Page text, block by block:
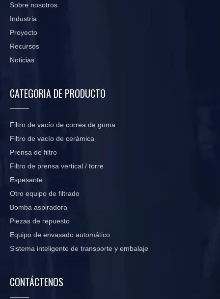
Sobre nosotros
Industria
Proyecto
Recursos
Noticias
CATEGORIA DE PRODUCTO
Filtro de vacío de correa de goma
Filtro de vacío de cerámica
Prensa de filtro
Filtro de prensa vertical / torre
Espesante
Otro equipo de filtrado
Bomba aspiradora
Piezas de repuesto
Equipo de envasado automático
Sistema inteligente de transporte y embalaje
CONTÁCTENOS